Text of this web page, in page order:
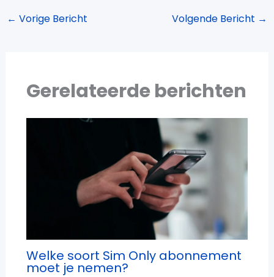
← Vorige Bericht Volgende Bericht →
Gerelateerde berichten
Welke soort Sim Only abonnement
moet je nemen?